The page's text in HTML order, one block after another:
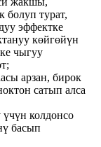
болуп турат,
эффектке
көйгөйүн
чыгуу
арзан, бирок
сатып алса
колдонсо
басып